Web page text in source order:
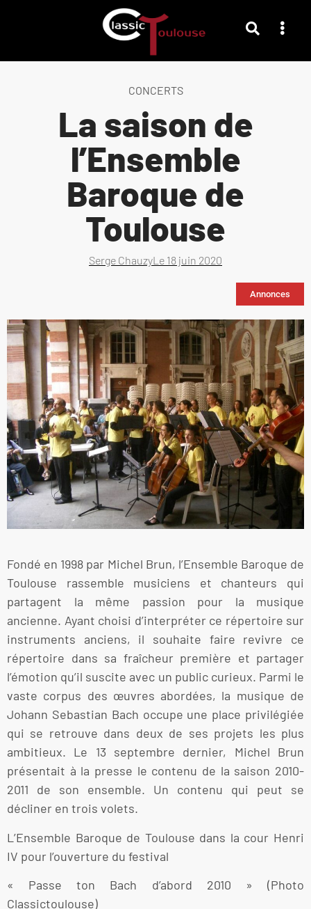
CONCERTS
La saison de
l’Ensemble
Baroque de
Toulouse
Serge ChauzyLe 18 juin 2020
Annonces
Fondé en 1998 par Michel Brun, l’Ensemble Baroque de
Toulouse rassemble musiciens et chanteurs qui
partagent la même passion pour la musique
ancienne. Ayant choisi d’interpréter ce répertoire sur
instruments anciens, il souhaite faire revivre ce
répertoire dans sa fraîcheur première et partager
l’émotion qu’il suscite avec un public curieux. Parmi le
vaste corpus des œuvres abordées, la musique de
Johann Sebastian Bach occupe une place privilégiée
qui se retrouve dans deux de ses projets les plus
ambitieux. Le 13 septembre dernier, Michel Brun
présentait à la presse le contenu de la saison 2010-
2011 de son ensemble. Un contenu qui peut se
décliner en trois volets.
L’Ensemble Baroque de Toulouse dans la cour Henri
IV pour l’ouverture du festival
« Passe ton Bach d’abord 2010 » (Photo
Classictoulouse)